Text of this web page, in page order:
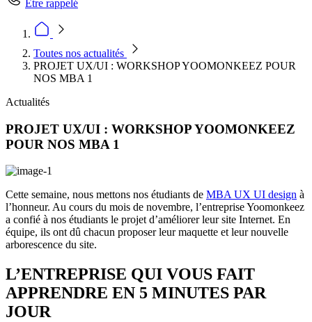
Être rappelé
Toutes nos actualités
PROJET UX/UI : WORKSHOP YOOMONKEEZ POUR
NOS MBA 1
Actualités
PROJET UX/UI : WORKSHOP YOOMONKEEZ
POUR NOS MBA 1
Cette semaine, nous mettons nos étudiants de MBA UX UI design à
l’honneur. Au cours du mois de novembre, l’entreprise Yoomonkeez
a confié à nos étudiants le projet d’améliorer leur site Internet. En
équipe, ils ont dû chacun proposer leur maquette et leur nouvelle
arborescence du site.
L’ENTREPRISE QUI VOUS FAIT
APPRENDRE EN 5 MINUTES PAR
JOUR